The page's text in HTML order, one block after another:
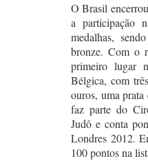
O Brasil
a participação
medalhas,
bronze. Com o
primeiro lugar
Bélgica, com
ouros, uma
faz parte do
Judô e conta
Londres 2012.
100 pontos na